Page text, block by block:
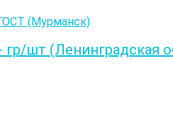
шт (Ленинградская